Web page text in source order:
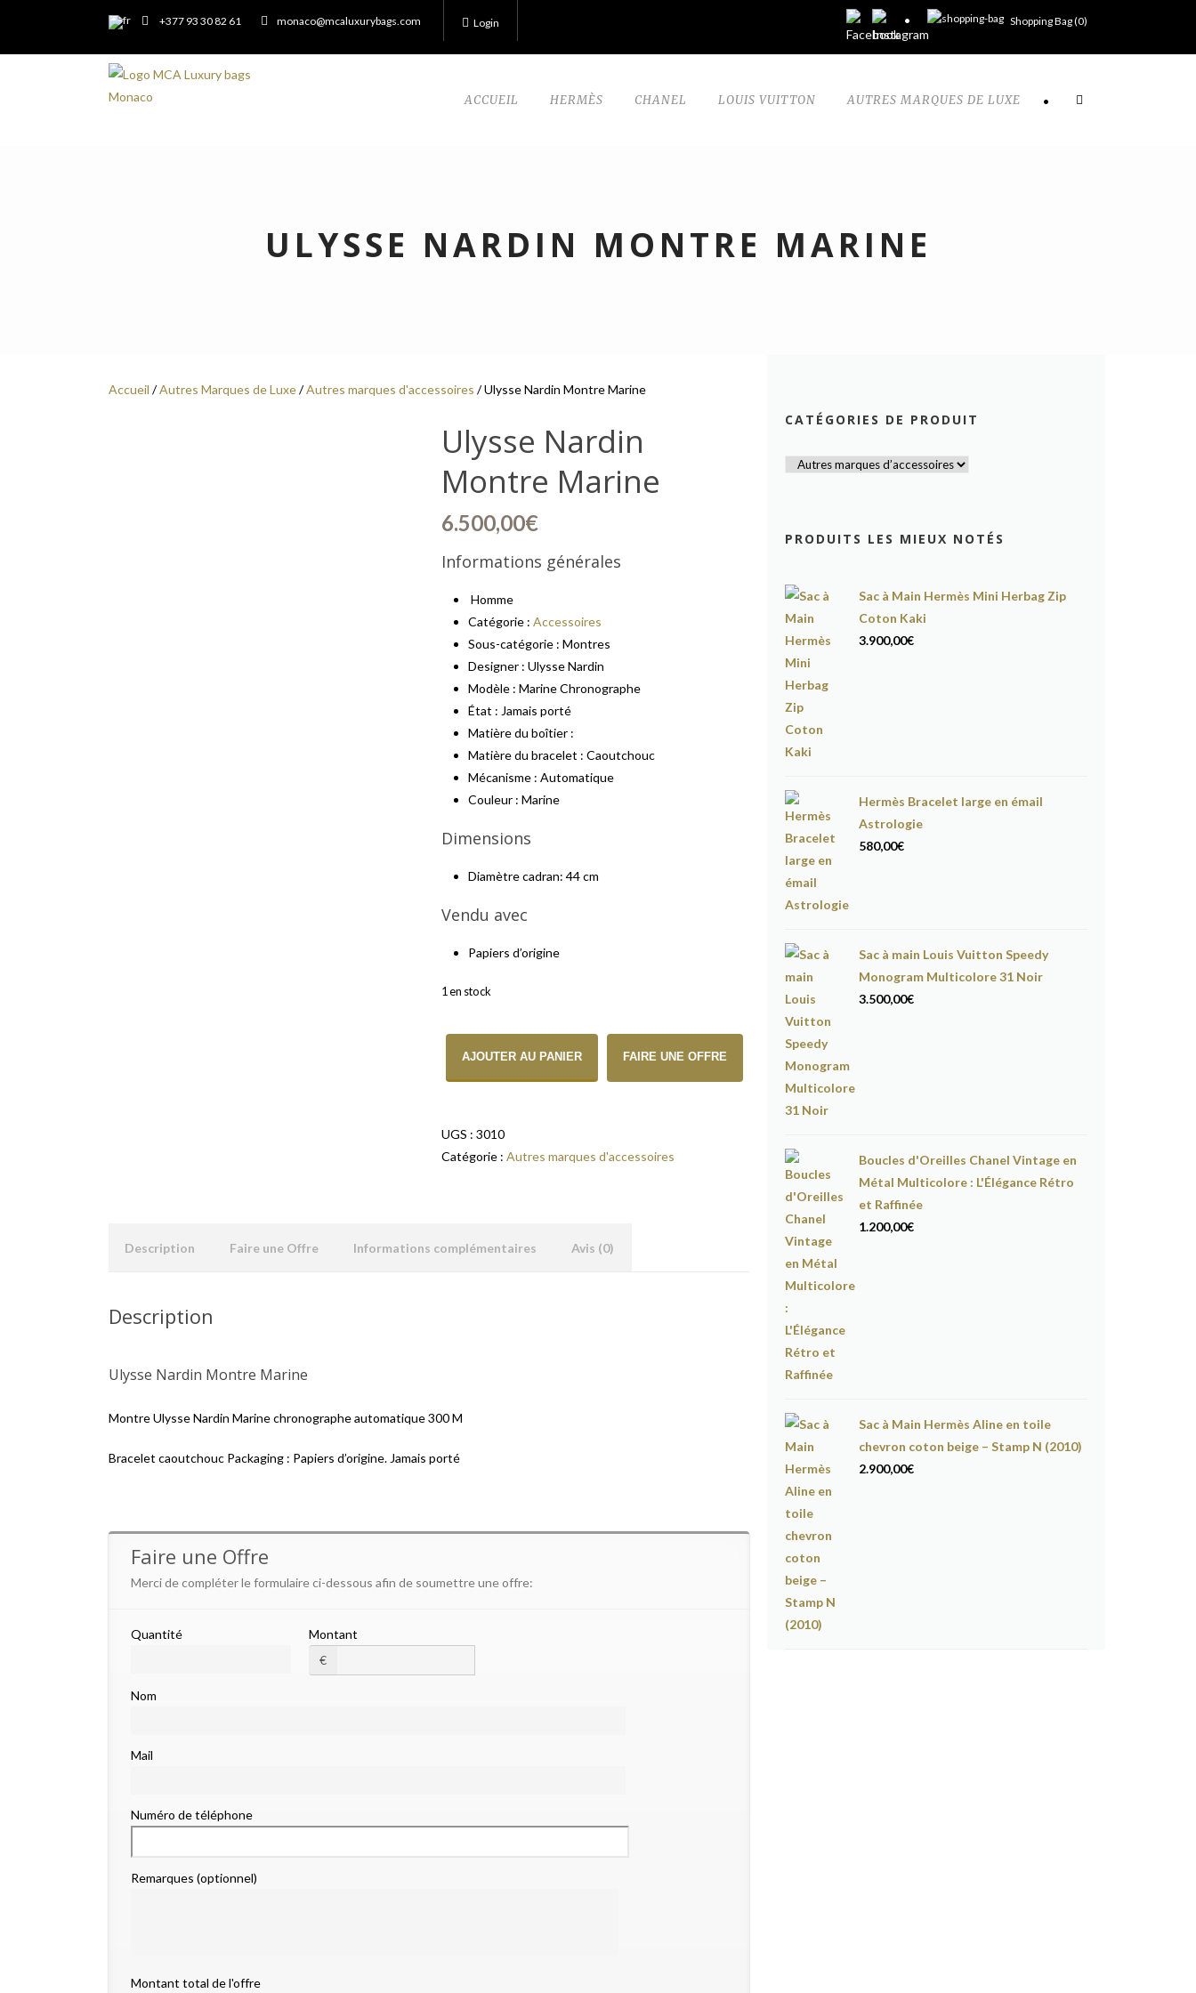
+377 93 30 82 61 monaco@mcaluxurybags.com Login Shopping Bag (0)
ACCUEIL HERMÈS CHANEL LOUIS VUITTON AUTRES MARQUES DE LUXE •
ULYSSE NARDIN MONTRE MARINE
Accueil /Autres Marques de Luxe/Autres marques d'accessoires / Ulysse Nardin Montre Marine
Ulysse Nardin
Montre Marine
6.500,00€
Informations générales
Homme
Catégorie :Accessoires
Sous-catégorie : Montres
Designer : Ulysse Nardin
Modèle : Marine Chronographe
État : Jamais porté
Matière du boîtier :
Matière du bracelet : Caoutchouc
Mécanisme : Automatique
Couleur : Marine
Dimensions
Diamètre cadran: 44 cm
Vendu avec
Papiers d’origine
1 en stock
AJOUTER AU PANIER FAIRE UNE OFFRE
UGS :3010
Catégorie :Autres marques d'accessoires
Description Faire une Offre Informations complémentaires Avis (0)
Description
Ulysse Nardin Montre Marine
Montre Ulysse Nardin Marine chronographe automatique 300 M
Bracelet caoutchouc Packaging : Papiers d’origine. Jamais porté
Faire une Offre
Merci de compléter le formulaire ci-dessous afin de soumettre une offre:
Quantité
Montant
€
Nom
Mail
Numéro de téléphone
Remarques (optionnel)
Montant total de l'offre
CATÉGORIES DE PRODUIT
PRODUITS LES MIEUX NOTÉS
Sac à Main Hermès Mini Herbag Zip
Coton Kaki
3.900,00€
Hermès Bracelet large en émail
Astrologie
580,00€
Sac à main Louis Vuitton Speedy
Monogram Multicolore 31 Noir
3.500,00€
Boucles d'Oreilles Chanel Vintage en
Métal Multicolore : L'Élégance Rétro
et Raffinée
1.200,00€
Sac à Main Hermès Aline en toile
chevron coton beige – Stamp N (2010)
2.900,00€